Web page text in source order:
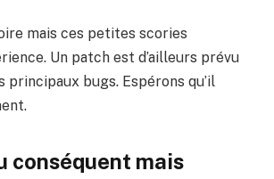
mais ces petites scories
Un patch est d’ailleurs prévu
bugs. Espérons qu’il
conséquent mais